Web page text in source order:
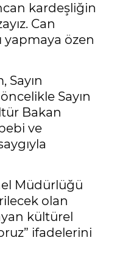
kardeşliğin
Can
yapmaya özen
Sayın
Sayın
Bakan
ve
Müdürlüğü
olan
kültürel
ifadelerini